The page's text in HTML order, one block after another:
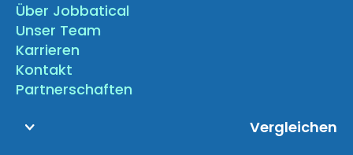
Über Jobbatical
Unser Team
Karrieren
Kontakt
Partnerschaften
Vergleichen